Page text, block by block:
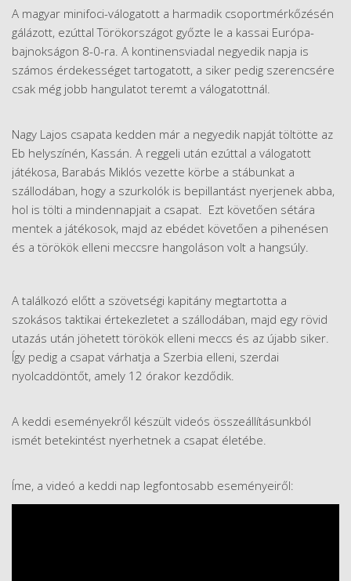
A magyar minifoci-válogatott a harmadik csoportmérkőzésén
gálázott, ezúttal Törökországot győzte le a kassai Európa-
bajnokságon 8-0-ra. A kontinensviadal negyedik napja is
számos érdekességet tartogatott, a siker pedig szerencsére
csak még jobb hangulatot teremt a válogatottnál.
Nagy Lajos csapata kedden már a negyedik napját töltötte az
Eb helyszínén, Kassán. A reggeli után ezúttal a válogatott
játékosa, Barabás Miklós vezette körbe a stábunkat a
szállodában, hogy a szurkolók is bepillantást nyerjenek abba,
hol is tölti a mindennapjait a csapat. Ezt követően sétára
mentek a játékosok, majd az ebédet követően a pihenésen
és a törökök elleni meccsre hangoláson volt a hangsúly.
A találkozó előtt a szövetségi kapitány megtartotta a
szokásos taktikai értekezletet a szállodában, majd egy rövid
utazás után jöhetett törökök elleni meccs és az újabb siker.
Így pedig a csapat várhatja a Szerbia elleni, szerdai
nyolcaddöntőt, amely 12 órakor kezdődik.
A keddi eseményekről készült videós összeállításunkból
ismét betekintést nyerhetnek a csapat életébe.
Íme, a videó a keddi nap legfontosabb eseményeiről: